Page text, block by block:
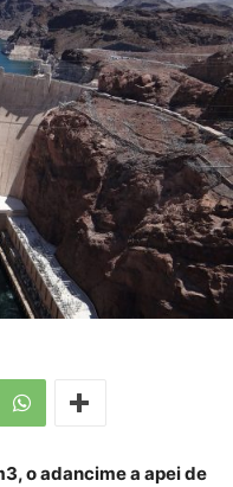
o adancime a apei de